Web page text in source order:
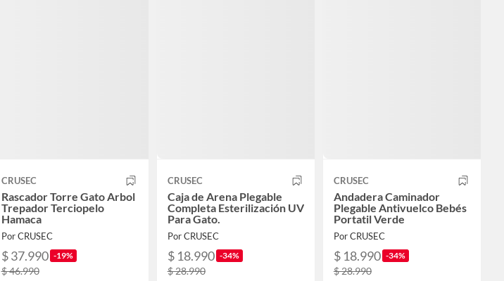
CRUSEC
Rascador Torre Gato Arbol
Trepador Terciopelo
Hamaca
Por CRUSEC
$ 37.990 -19%
$ 46.990
CRUSEC
Caja de Arena Plegable
Completa Esterilización UV
Para Gato.
Por CRUSEC
$ 18.990 -34%
$ 28.990
CRUSEC
Andadera Caminador
Plegable Antivuelco Bebés
Portatil Verde
Por CRUSEC
$ 18.990 -34%
$ 28.990